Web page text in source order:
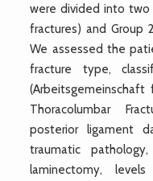
were divided into two
fractures) and Group
We assessed the
fracture type,
Thoracolumbar
posterior ligament
traumatic
laminectomy,